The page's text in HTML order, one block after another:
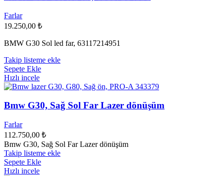
Farlar
19.250,00 ₺
BMW G30 Sol led far, 63117214951
Takip listeme ekle
Sepete Ekle
Hızlı incele
Bmw G30, Sağ Sol Far Lazer dönüşüm
Farlar
112.750,00 ₺
Bmw G30, Sağ Sol Far Lazer dönüşüm
Takip listeme ekle
Sepete Ekle
Hızlı incele